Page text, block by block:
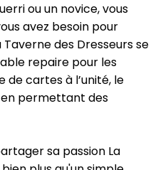
ou un novice, vous
avez besoin pour
des Dresseurs se
repaire pour les
de cartes à l’unité, le
permettant des
sa passion La